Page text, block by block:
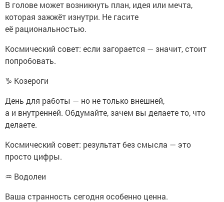
В голове может возникнуть план, идея или мечта,
которая зажжёт изнутри. Не гасите
её рациональностью.
Космический совет: если загорается — значит, стоит
попробовать.
♑ Козероги
День для работы — но не только внешней,
а и внутренней. Обдумайте, зачем вы делаете то, что
делаете.
Космический совет: результат без смысла — это
просто цифры.
♒ Водолеи
Ваша странность сегодня особенно ценна.